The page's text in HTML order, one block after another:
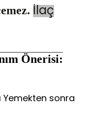
İlaç
Önerisi:
Yemekten sonra